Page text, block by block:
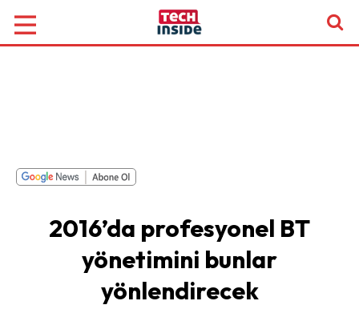
2016’da profesyonel BT
yönetimini bunlar
yönlendirecek